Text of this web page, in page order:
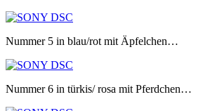
Nummer 5 in blau/rot mit Äpfelchen…
Nummer 6 in türkis/ rosa mit Pferdchen…